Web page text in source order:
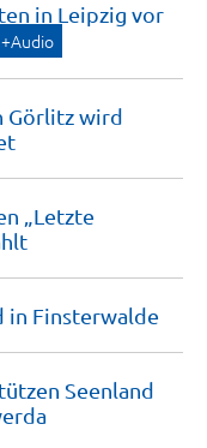
in Leipzig vor
+Audio
Görlitz wird
„Letzte
in Finsterwalde
Seenland